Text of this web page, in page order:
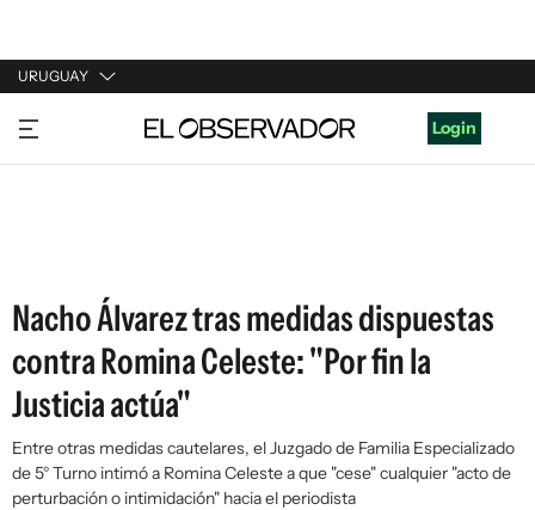
URUGUAY
URUGUAY
ARGENTINA
Login
Nacho Álvarez tras medidas dispuestas
contra Romina Celeste: "Por fin la
Justicia actúa"
Entre otras medidas cautelares, el Juzgado de Familia Especializado
de 5° Turno intimó a Romina Celeste a que "cese" cualquier "acto de
perturbación o intimidación" hacia el periodista